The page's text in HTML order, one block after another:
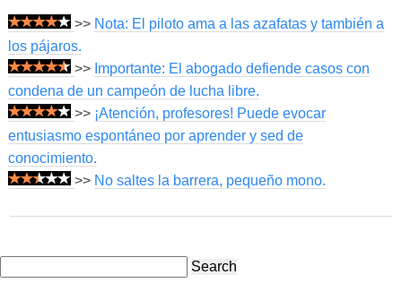
>> Nota: El piloto ama a las azafatas y también a
los pájaros.
>> Importante: El abogado defiende casos con
condena de un campeón de lucha libre.
>> ¡Atención, profesores! Puede evocar
entusiasmo espontáneo por aprender y sed de
conocimiento.
>> No saltes la barrera, pequeño mono.
Search